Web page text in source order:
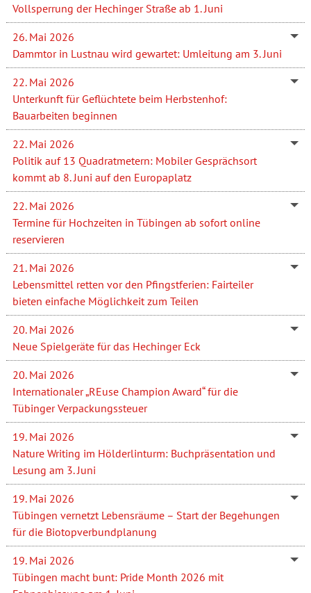
Vollsperrung der Hechinger Straße ab 1. Juni
26. Mai 2026
Dammtor in Lustnau wird gewartet: Umleitung am 3. Juni
22. Mai 2026
Unterkunft für Geflüchtete beim Herbstenhof:
Bauarbeiten beginnen
22. Mai 2026
Politik auf 13 Quadratmetern: Mobiler Gesprächsort
kommt ab 8. Juni auf den Europaplatz
22. Mai 2026
Termine für Hochzeiten in Tübingen ab sofort online
reservieren
21. Mai 2026
Lebensmittel retten vor den Pfingstferien: Fairteiler
bieten einfache Möglichkeit zum Teilen
20. Mai 2026
Neue Spielgeräte für das Hechinger Eck
20. Mai 2026
Internationaler „REuse Champion Award“ für die
Tübinger Verpackungssteuer
19. Mai 2026
Nature Writing im Hölderlinturm: Buchpräsentation und
Lesung am 3. Juni
19. Mai 2026
Tübingen vernetzt Lebensräume – Start der Begehungen
für die Biotopverbundplanung
19. Mai 2026
Tübingen macht bunt: Pride Month 2026 mit